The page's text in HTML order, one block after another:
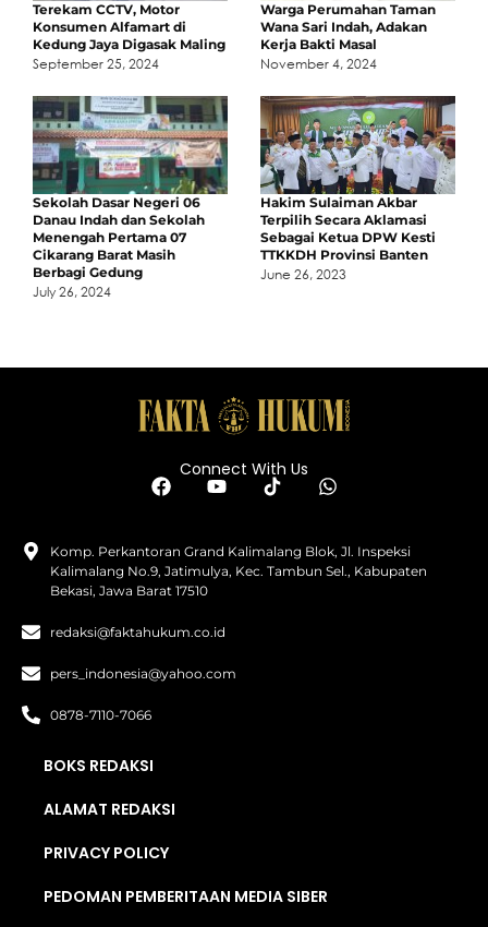
Terekam CCTV, Motor
Konsumen Alfamart di
Kedung Jaya Digasak Maling
September 25, 2024
Warga Perumahan Taman
Wana Sari Indah, Adakan
Kerja Bakti Masal
November 4, 2024
Sekolah Dasar Negeri 06
Danau Indah dan Sekolah
Menengah Pertama 07
Cikarang Barat Masih
Berbagi Gedung
July 26, 2024
Hakim Sulaiman Akbar
Terpilih Secara Aklamasi
Sebagai Ketua DPW Kesti
TTKKDH Provinsi Banten
June 26, 2023
Connect With Us
Komp. Perkantoran Grand Kalimalang Blok, Jl. Inspeksi
Kalimalang No.9, Jatimulya, Kec. Tambun Sel., Kabupaten
Bekasi, Jawa Barat 17510
redaksi@faktahukum.co.id
pers_indonesia@yahoo.com
0878-7110-7066
BOKS REDAKSI
ALAMAT REDAKSI
PRIVACY POLICY
PEDOMAN PEMBERITAAN MEDIA SIBER